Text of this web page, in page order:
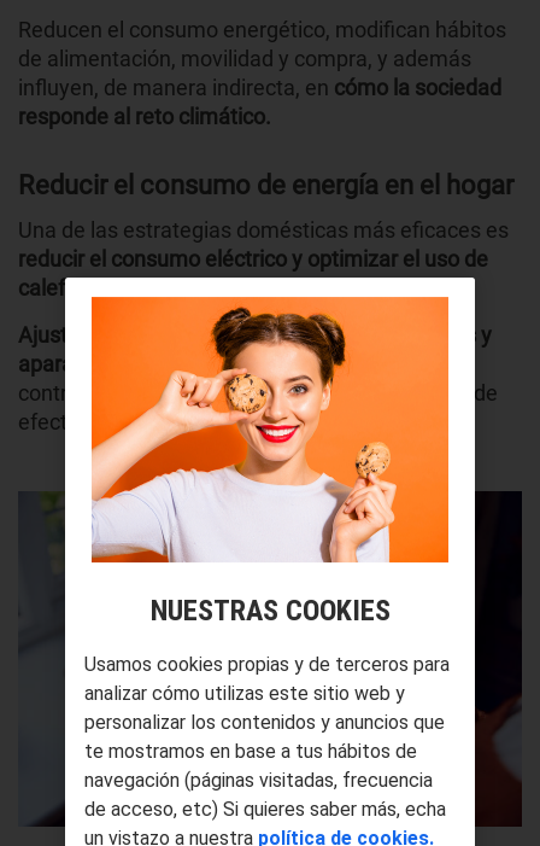
Reducen el consumo energético, modifican hábitos
de alimentación, movilidad y compra, y además
influyen, de manera indirecta, en cómo la sociedad
responde al reto climático.
Reducir el consumo de energía en el hogar
Una de las estrategias domésticas más eficaces es
reducir el consumo eléctrico y optimizar el uso de
calefacción
Ajustar el termostato unos grados, apagar luces y
aparatos en
standbyo aprovechar la luz natural
contribuyen a disminuir las emisiones de gases de
efecto invernadero.
NUESTRAS COOKIES
Usamos cookies propias y de terceros para
analizar cómo utilizas este sitio web y
personalizar los contenidos y anuncios que
te mostramos en base a tus hábitos de
navegación (páginas visitadas, frecuencia
de acceso, etc) Si quieres saber más, echa
un vistazo a nuestra política de cookies.